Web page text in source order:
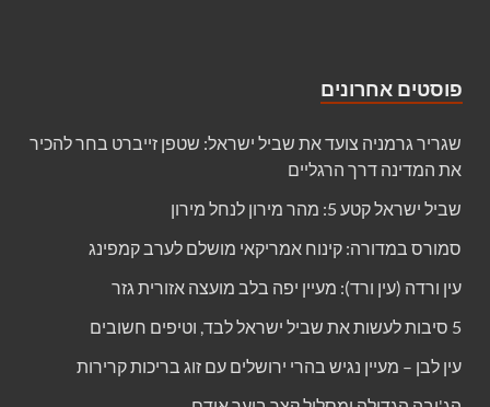
פוסטים אחרונים
שגריר גרמניה צועד את שביל ישראל: שטפן זייברט בחר להכיר
את המדינה דרך הרגליים
שביל ישראל קטע 5: מהר מירון לנחל מירון
סמורס במדורה: קינוח אמריקאי מושלם לערב קמפינג
עין ורדה (עין ורד): מעיין יפה בלב מועצה אזורית גזר
5 סיבות לעשות את שביל ישראל לבד, וטיפים חשובים
עין לבן – מעיין נגיש בהרי ירושלים עם זוג בריכות קרירות